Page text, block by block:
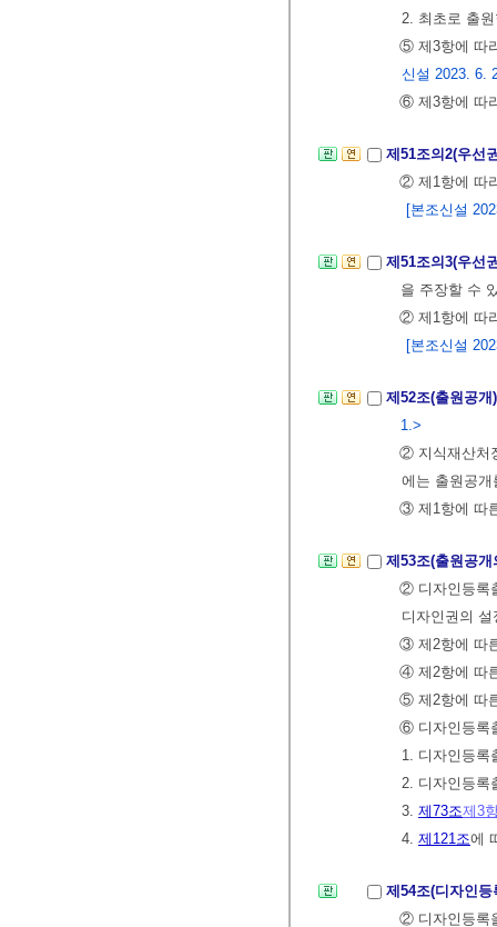
2. 최초로 출
⑤ 제3항에 따
신설 2023. 6.
⑥ 제3항에 따
제51조의2(우선
② 제1항에 따
[본조신설
제51조의3(우선
을 주장할 수
② 제1항에 따
[본조신설
제52조(출원공
1.>
② 지식재산처
에는 출원공
③ 제1항에 따
제53조(출원공
② 디자인등록
디자인권의
③ 제2항에 따
④ 제2항에 따
⑤ 제2항에 따
⑥ 디자인등록
1. 디자인등록
2. 디자인등록
3. 제73조제3
4. 제121조에
제54조(디자인
② 디자인등록